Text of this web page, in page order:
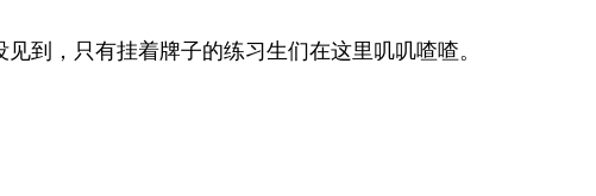
到，只有挂着牌子的练习生们在这里叽叽喳喳。